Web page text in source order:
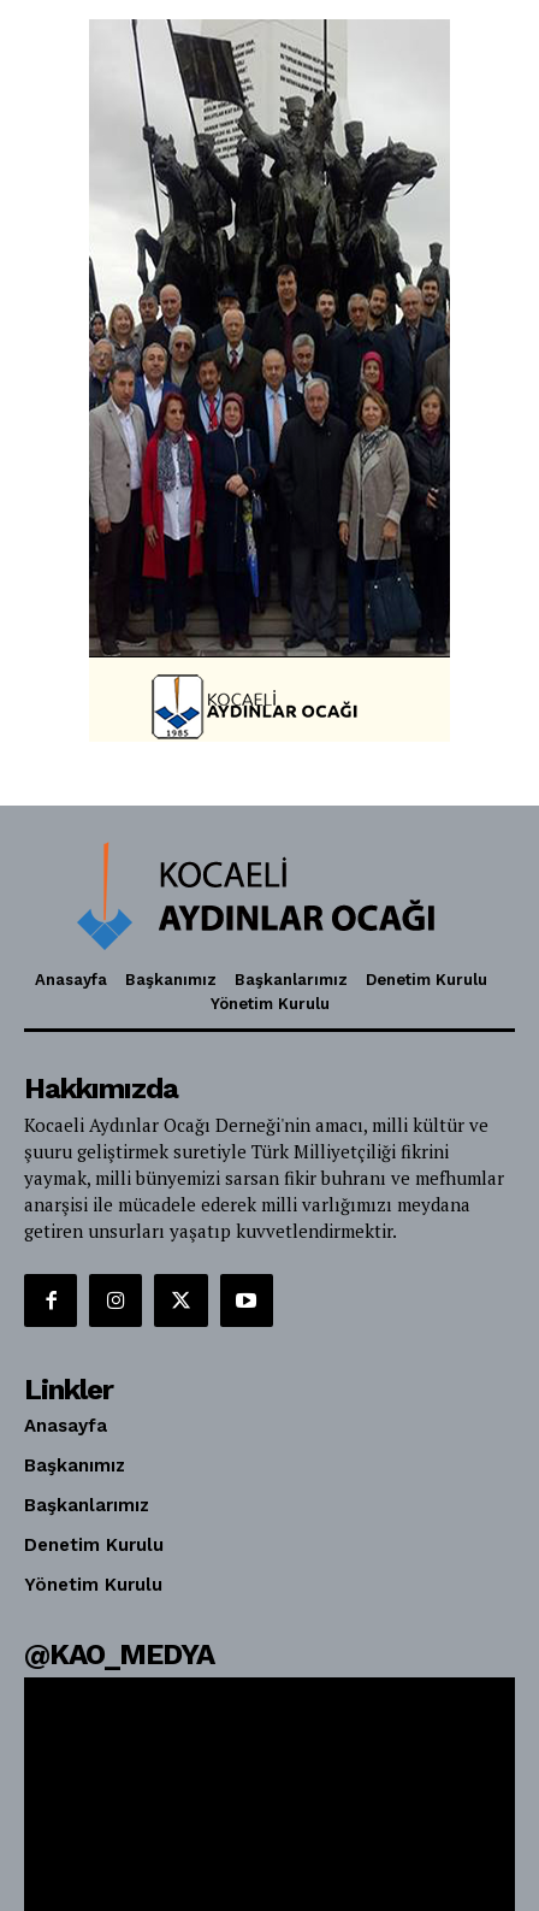
Anasayfa Başkanımız Başkanlarımız
Denetim Kurulu
Yönetim Kurulu
Hakkımızda
Kocaeli Aydınlar Ocağı Derneği'nin amacı, milli kültür ve
şuuru geliştirmek suretiyle Türk Milliyetçiliği fikrini
yaymak, milli bünyemizi sarsan fikir buhranı ve mefhumlar
anarşisi ile mücadele ederek milli varlığımızı meydana
getiren unsurları yaşatıp kuvvetlendirmektir.
Linkler
Anasayfa
Başkanımız
Başkanlarımız
Denetim Kurulu
Yönetim Kurulu
@KAO_MEDYA